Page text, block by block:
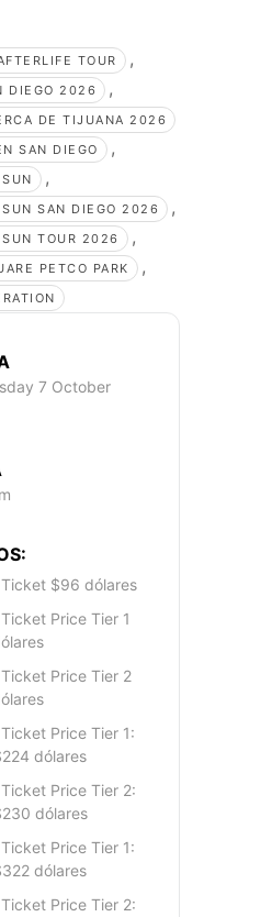
TOUR ,
DIEGO 2026 ,
DE TIJUANA 2026
SAN DIEGO ,
,
SAN DIEGO 2026 ,
TOUR 2026 ,
PETCO PARK ,
7 October
Ticket $96 dólares
Ticket Price Tier 1
Ticket Price Tier 2
Ticket Price Tier 1:
dólares
Ticket Price Tier 2:
dólares
Ticket Price Tier 1:
dólares
Ticket Price Tier 2: